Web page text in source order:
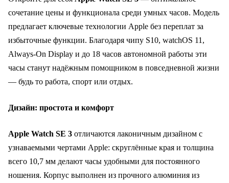
сочетание цены и функционала среди умных часов. Модель
предлагает ключевые технологии Apple без переплат за
избыточные функции. Благодаря чипу S10, watchOS 11,
Always‑On Display и до 18 часов автономной работы эти
часы станут надёжным помощником в повседневной жизни
— будь то работа, спорт или отдых.
Дизайн: простота и комфорт
Apple Watch SE 3 отличаются лаконичным дизайном с
узнаваемыми чертами Apple: скруглённые края и толщина
всего 10,7 мм делают часы удобными для постоянного
ношения. Корпус выполнен из прочного алюминия из